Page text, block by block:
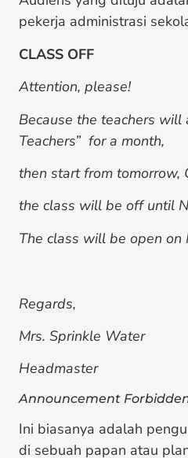
pekerja administrasi
CLASS OFF
Attention, please!
Because the teachers will
Teachers” for a month,
then start from tomorrow,
the class will be off until
The class will be open on
Regards,
Mrs. Sprinkle Water
Headmaster
Announcement
Ini biasanya adalah
di sebuah papan atau